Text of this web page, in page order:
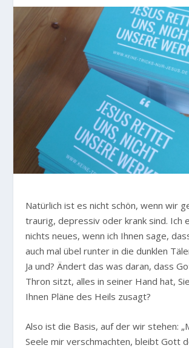
Natürlich ist es nicht schön, wenn wir
traurig, depressiv oder krank sind. Ich
nichts neues, wenn ich Ihnen sage,
auch mal übel runter in die dunklen
Ja und? Ändert das was daran, dass
Thron sitzt, alles in seiner Hand hat,
Ihnen Pläne des Heils zusagt?
Also ist die Basis, auf der wir stehen:
Seele mir verschmachten, bleibt Gott